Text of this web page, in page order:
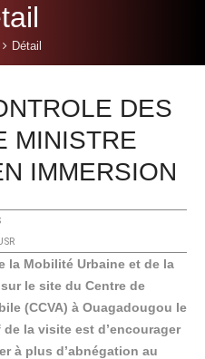
Détail
DES
MINISTRE
IMMERSION
la Mobilité Urbaine et de la
le site du Centre de
(CCVA) à Ouagadougou le
de la visite est d’encourager
à plus d’abnégation au